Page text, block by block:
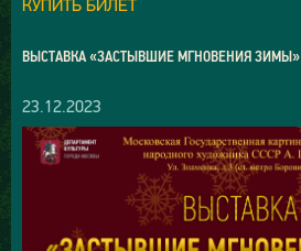
КУПИТЬ БИЛЕТ
ВЫСТАВКА «ЗАСТЫВШИЕ МГНОВЕНИЯ ЗИМЫ»
23.12.2023